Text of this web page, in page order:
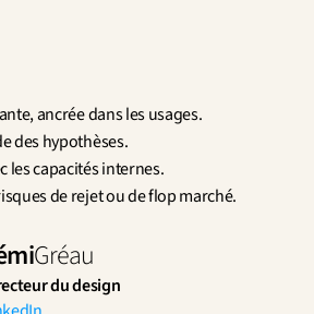
ancrée dans les usages.
des hypothèses.
les capacités internes.
de rejet ou de flop marché.
Gréau
du design